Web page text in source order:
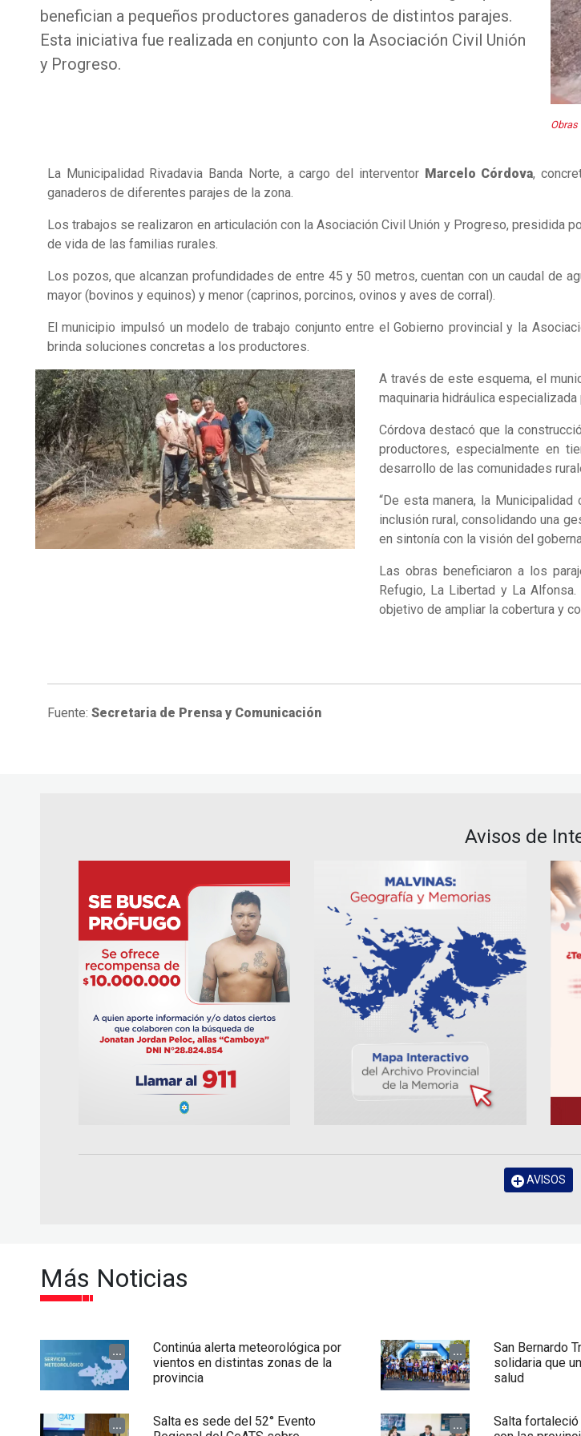
benefician a pequeños productores ganaderos de distintos parajes.
Esta iniciativa fue realizada en conjunto con la Asociación Civil Unión
y Progreso.
Obras
La Municipalidad Rivadavia Banda Norte, a cargo del interventor Marcelo Córdova,
ganaderos de diferentes parajes de la zona.
Los trabajos se realizaron en articulación con la Asociación Civil Unión y Progreso, presidida
de vida de las familias rurales.
Los pozos, que alcanzan profundidades de entre 45 y 50 metros, cuentan con un caudal de
mayor (bovinos y equinos) y menor (caprinos, porcinos, ovinos y aves de corral).
El municipio impulsó un modelo de trabajo conjunto entre el Gobierno provincial y la
brinda soluciones concretas a los productores.
A través de este esquema, el
maquinaria hidráulica especializada
Córdova destacó que la
productores, especialmente en
desarrollo de las comunidades
“De esta manera, la
inclusión rural, consolidando una
en sintonía con la visión del
Las obras beneficiaron a los
Refugio, La Libertad y La
objetivo de ampliar la cobertura y
Fuente: Secretaria de Prensa y Comunicación
Avisos de
AVISOS
Más Noticias
...
Continúa alerta meteorológica por
vientos en distintas zonas de la
provincia
...
San Bernardo
solidaria que
salud
...
Salta es sede del 52° Evento
...
Salta